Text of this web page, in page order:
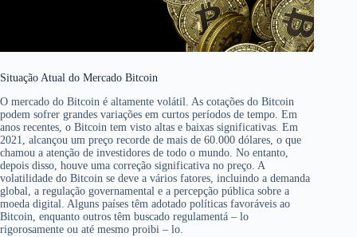
Situação Atual do Mercado Bitcoin
O mercado do Bitcoin é altamente volátil. As cotações do Bitcoin
podem sofrer grandes variações em curtos períodos de tempo. Em
anos recentes, o Bitcoin tem visto altas e baixas significativas. Em
2021, alcançou um preço recorde de mais de 60.000 dólares, o que
chamou a atenção de investidores de todo o mundo. No entanto,
depois disso, houve uma correção significativa no preço. A
volatilidade do Bitcoin se deve a vários fatores, incluindo a demanda
global, a regulação governamental e a percepção pública sobre a
moeda digital. Alguns países têm adotado políticas favoráveis ao
Bitcoin, enquanto outros têm buscado regulamentá – lo
rigorosamente ou até mesmo proibi – lo.